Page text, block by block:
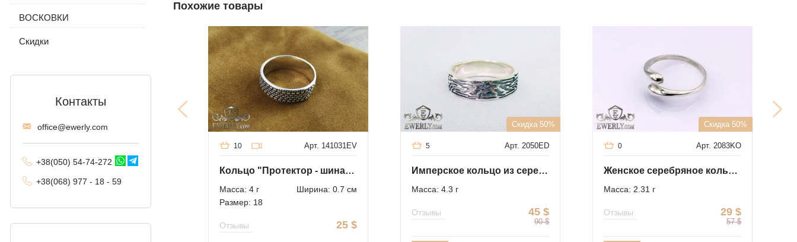
Комбинированное
якорное
двойной ручей)
Колос
Мальвина
Аллигатор
ВОСКОВКИ
Скидки
Контакты
office@ewerly.com
+38(050) 54-74-272
+38(068) 977 - 18 - 59
Похожие товары
Арт. 141031EV
10
Кольцо "Протектор - шина" из серебра
Масса: 4 г
Ширина: 0.7 см
Размер: 18
25 $
Отзывы
Скидка 50%
Арт. 2050ED
5
Имперское кольцо из серебра с чернением
Масса: 4.3 г
45 $
90 $
Отзывы
Скидка 50%
Арт. 2083KO
0
Женское серебряное кольцо - капля
Масса: 2.31 г
29 $
57 $
Отзывы